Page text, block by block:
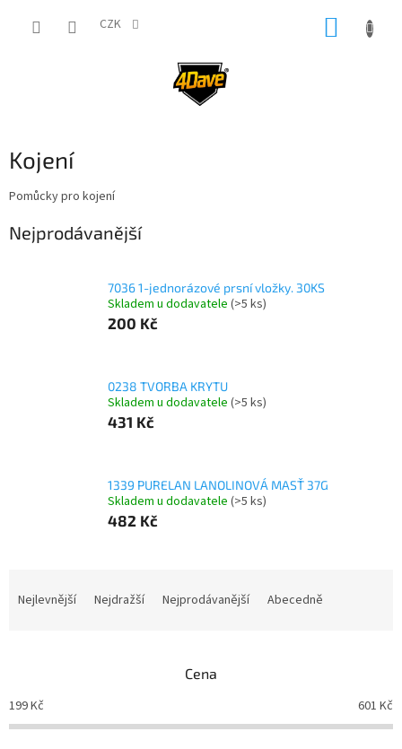
CZK
Kojení
Pomůcky pro kojení
Nejprodávanější
7036 1-jednorázové prsní vložky. 30KS
Skladem u dodavatele (>5 ks)
200 Kč
0238 TVORBA KRYTU
Skladem u dodavatele (>5 ks)
431 Kč
1339 PURELAN LANOLINOVÁ MASŤ 37G
Skladem u dodavatele (>5 ks)
482 Kč
p
r
o
Nejlevnější Nejdražší Nejprodávanější Abecedně
Cena
199Kč 601 Kč